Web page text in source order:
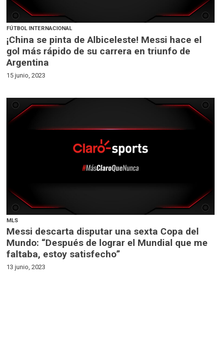
FÚTBOL INTERNACIONAL
¡China se pinta de Albiceleste! Messi hace el
gol más rápido de su carrera en triunfo de
Argentina
15 junio, 2023
MLS
Messi descarta disputar una sexta Copa del
Mundo: “Después de lograr el Mundial que me
faltaba, estoy satisfecho”
13 junio, 2023